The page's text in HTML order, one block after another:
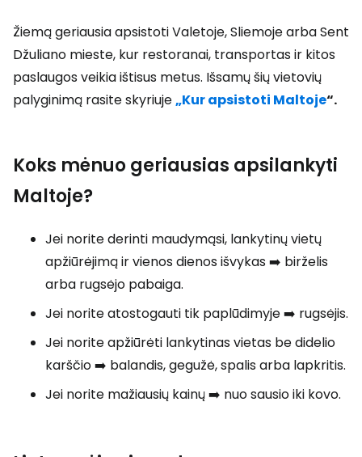
Žiemą geriausia apsistoti Valetoje, Sliemoje arba Sent
Džuliano mieste, kur restoranai, transportas ir kitos
paslaugos veikia ištisus metus. Išsamų šių vietovių
palyginimą rasite skyriuje„Kur apsistoti Maltoje“.
Koks mėnuo geriausias apsilankyti
Maltoje?
Jei norite derinti maudymąsi, lankytinų vietų
apžiūrėjimą ir vienos dienos išvykas ➡️ birželis
arba rugsėjo pabaiga.
Jei norite atostogauti tik paplūdimyje ➡️ rugsėjis.
Jei norite apžiūrėti lankytinas vietas be didelio
karščio ➡️ balandis, gegužė, spalis arba lapkritis.
Jei norite mažiausių kainų ➡️ nuo sausio iki kovo.